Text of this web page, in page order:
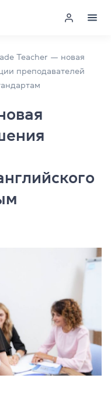
RU UK
Teacher — новая
преподавателей